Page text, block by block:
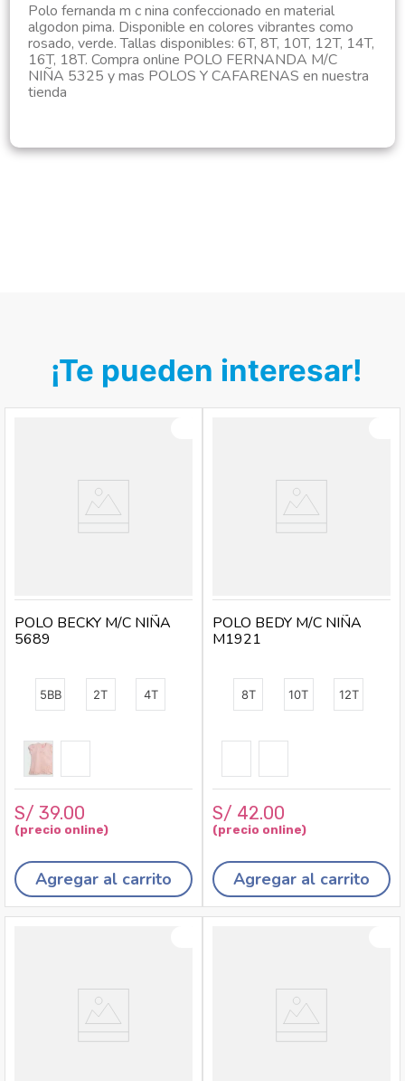
Polo fernanda m c nina confeccionado en material
algodon pima. Disponible en colores vibrantes como
rosado, verde. Tallas disponibles: 6T, 8T, 10T, 12T, 14T,
16T, 18T. Compra online POLO FERNANDA M/C
NIÑA 5325 y mas POLOS Y CAFARENAS en nuestra
tienda
¡Te pueden interesar!
5BB 2T 4T
POLO BECKY M/C NIÑA
5689
S/ 39.00
Agregar al carrito
8T 10T 12T
POLO BEDY M/C NIÑA
M1921
S/ 42.00
Agregar al carrito